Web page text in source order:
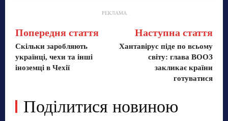
РЕКЛАМА
Попередня стаття
Скільки заробляють
українці, чехи та інші
іноземці в Чехії
Наступна стаття
Хантавірус піде по всьому
світу: глава ВООЗ
закликає країни
готуватися
Поділитися новиною